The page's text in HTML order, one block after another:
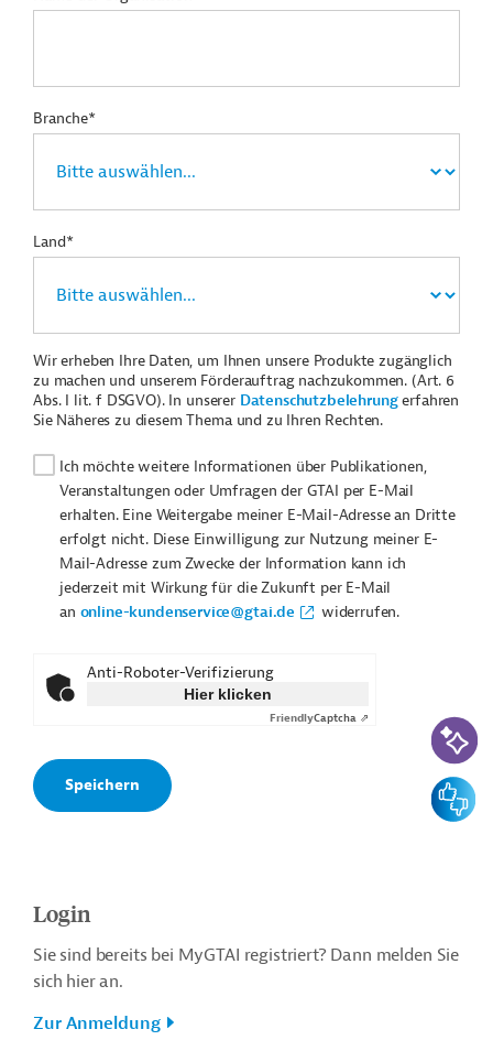
Branche*
Land*
Wir erheben Ihre Daten, um Ihnen unsere Produkte zugänglich
zu machen und unserem Förderauftrag nachzukommen. (Art. 6
Abs. I lit. f DSGVO). In unserer Datenschutzbelehrungerfahren
Sie Näheres zu diesem Thema und zu Ihren Rechten.
Ich möchte weitere Informationen über Publikationen,
Veranstaltungen oder Umfragen der GTAI per E-Mail
erhalten. Eine Weitergabe meiner E-Mail-Adresse an Dritte
erfolgt nicht. Diese Einwilligung zur Nutzung meiner E-
Mail-Adresse zum Zwecke der Information kann ich
jederzeit mit Wirkung für die Zukunft per E-Mail
an online-kundenservice@gtai.de widerrufen.
Anti-Roboter-Verifizierung
Hier klicken
FriendlyCaptcha ⇗
Login
Sie sind bereits bei MyGTAI registriert? Dann melden Sie
sich hier an.
Zur Anmeldung
KI-